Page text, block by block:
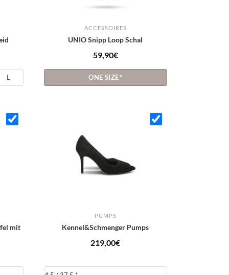
L
ACCESSOIRES
UNIO Snipp Loop Schal
59,90€
ONE SIZE*
mit
PUMPS
Kennel&Schmenger Pumps
219,00€